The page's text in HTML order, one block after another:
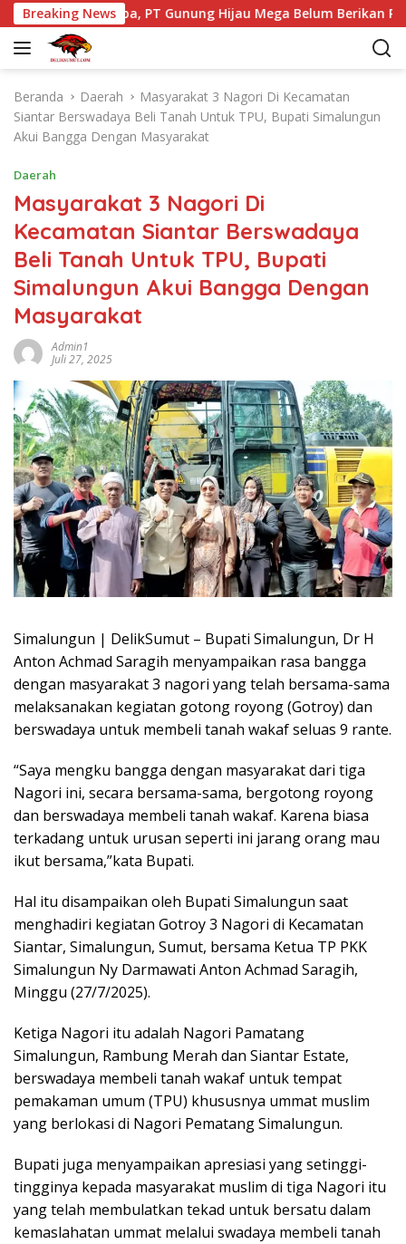
a
Breaking News
Toba, PT Gunung Hijau Mega Belum Berikan Penjelasan
Beranda Daerah
Masyarakat 3 Nagori Di Kecamatan
Siantar Berswadaya Beli Tanah Untuk TPU, Bupati Simalungun
Akui Bangga Dengan Masyarakat
Daerah
Masyarakat 3 Nagori Di
Kecamatan Siantar Berswadaya
Beli Tanah Untuk TPU, Bupati
Simalungun Akui Bangga Dengan
Masyarakat
Admin1
Juli 27, 2025
Simalungun | DelikSumut – Bupati Simalungun, Dr H
Anton Achmad Saragih menyampaikan rasa bangga
dengan masyarakat 3 nagori yang telah bersama-sama
melaksanakan kegiatan gotong royong (Gotroy) dan
berswadaya untuk membeli tanah wakaf seluas 9 rante.
“Saya mengku bangga dengan masyarakat dari tiga
Nagori ini, secara bersama-sama, bergotong royong
dan berswadaya membeli tanah wakaf. Karena biasa
terkadang untuk urusan seperti ini jarang orang mau
ikut bersama,”kata Bupati.
Hal itu disampaikan oleh Bupati Simalungun saat
menghadiri kegiatan Gotroy 3 Nagori di Kecamatan
Siantar, Simalungun, Sumut, bersama Ketua TP PKK
Simalungun Ny Darmawati Anton Achmad Saragih,
Minggu (27/7/2025).
Ketiga Nagori itu adalah Nagori Pamatang
Simalungun, Rambung Merah dan Siantar Estate,
berswadaya membeli tanah wakaf untuk tempat
pemakaman umum (TPU) khususnya ummat muslim
yang berlokasi di Nagori Pematang Simalungun.
Bupati juga menyampaikan apresiasi yang setinggi-
tingginya kepada masyarakat muslim di tiga Nagori itu
yang telah membulatkan tekad untuk bersatu dalam
kemaslahatan ummat melalui swadaya membeli tanah